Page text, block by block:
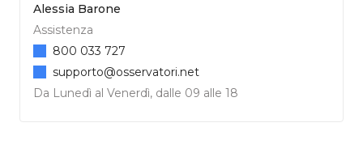
Alessia Barone
Assistenza
Da Lunedì al Venerdì, dalle 09 alle 18
800 033 727
supporto@osservatori.net